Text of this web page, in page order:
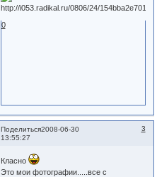
0
Поделиться 3
2008-06-30
13:55:27
Класно
Это мои фотографии.....все с